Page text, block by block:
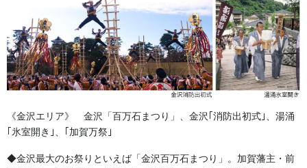
小学校高学年用、千早、白衣、半襦袢もございます。
子供巫女（みこ）用袴の別注も承っております。
納期：お問合せをお願い申し上げます。
《金沢エリア》 金沢「百万石まつり」、金沢｢消防出初式｣、湯涌
｢氷室開き｣、｢加賀万祭｣
◆金沢最大のお祭りといえば「金沢百万石まつり」。加賀藩主・前